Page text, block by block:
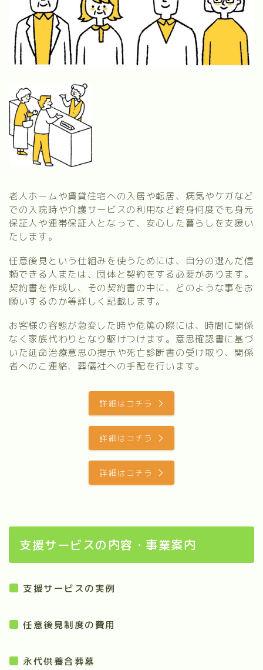
老人ホームや賃貸住宅への入居や転居、病気やケガなど
での入院時や介護サービスの利用など終身何度でも身元
保証人や連帯保証人となって、安心した暮らしを支援い
たします。
任意後見という仕組みを使うためには、自分の選んだ信
頼できる人または、団体と契約をする必要があります。
契約書を作成し、その契約書の中に、どのような事をお
願いするのか等詳しく記載します。
お客様の容態が急変した時や危篤の際には、時間に関係
なく家族代わりとなり駆けつけます。意思確認書に基づ
いた延命治療意思の提示や死亡診断書の受け取り、関係
者へのこ連絡、葬儀社への手配を行います。
詳細はコチラ
詳細はコチラ
詳細はコチラ
支援サービスの内容・事業案内
支援サービスの実例
任意後見制度の費用
永代供養合葬墓